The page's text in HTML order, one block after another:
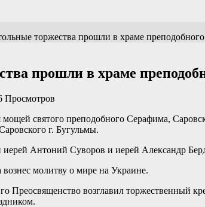
торжества прошли в храме
прошли в храме
Просмотров
мощей святого преподобного Серафима,
г. Бугульмы.
Антоний Суворов и иерей Александр
молитву о мире на Украине.
Преосвященство возглавил торжественный